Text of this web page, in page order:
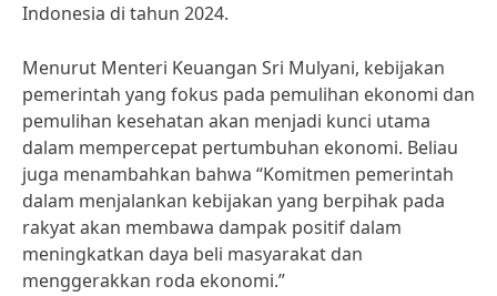
Indonesia di tahun 2024.
Menurut Menteri Keuangan Sri Mulyani, kebijakan
pemerintah yang fokus pada pemulihan ekonomi dan
pemulihan kesehatan akan menjadi kunci utama
dalam mempercepat pertumbuhan ekonomi. Beliau
juga menambahkan bahwa “Komitmen pemerintah
dalam menjalankan kebijakan yang berpihak pada
rakyat akan membawa dampak positif dalam
meningkatkan daya beli masyarakat dan
menggerakkan roda ekonomi.”